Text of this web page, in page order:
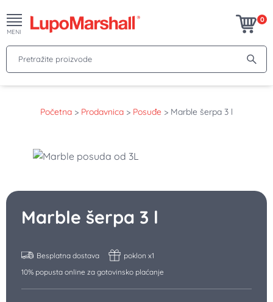
MENI
0
Pretražite proizvode
Početna > Prodavnica > Posuđe > Marble šerpa 3 l
Marble šerpa 3 l
Besplatna dostava
poklon x1
10% popusta online za gotovinsko plaćanje